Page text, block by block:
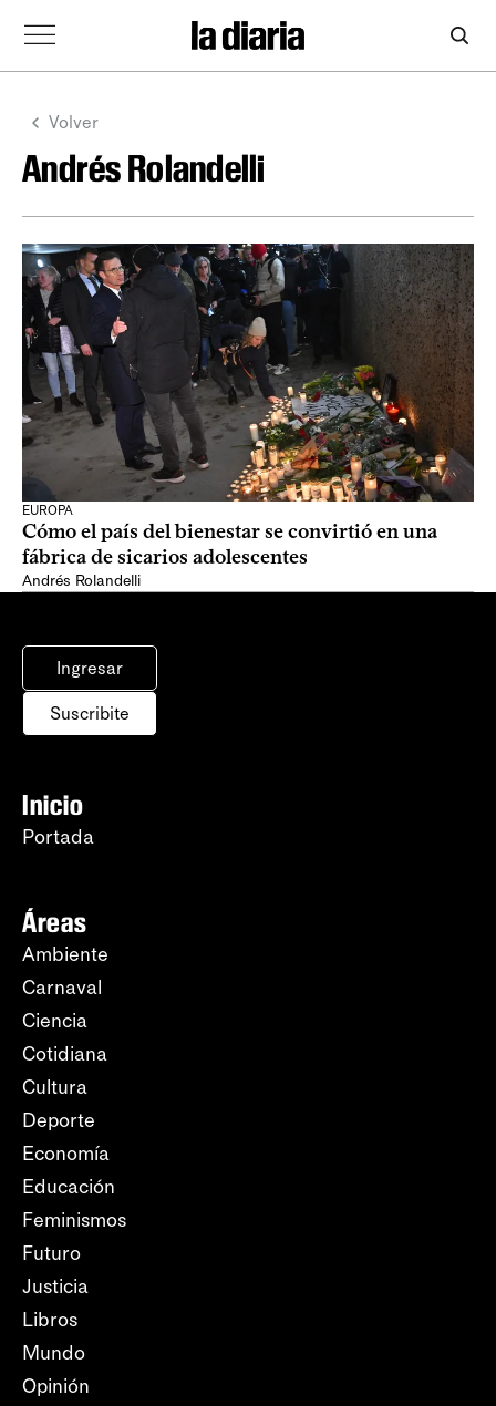
Volver
Andrés Rolandelli
EUROPA
Cómo el país del bienestar se convirtió en una
fábrica de sicarios adolescentes
Andrés Rolandelli
Ingresar
Suscribite
Inicio
Portada
Áreas
Ambiente
Carnaval
Ciencia
Cotidiana
Cultura
Deporte
Economía
Educación
Feminismos
Futuro
Justicia
Libros
Mundo
Opinión